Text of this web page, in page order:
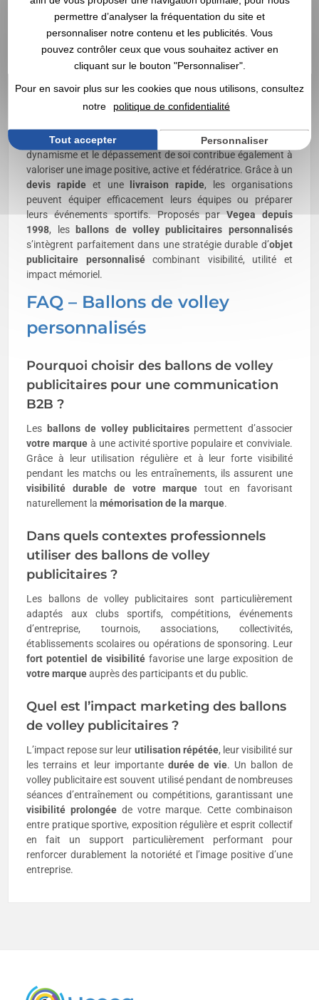
adaptés aux clubs sportifs, associations, collectivités,
établissements scolaires, événements ou opérations
promotionnelles grâce à leur forte visibilité et à leur
importantedurée de vie. Lamarque, imprimée directement
sur les panneaux du ballon, bénéficie d’une mise en avant
nombreux objets promotionnels plus statiques, le ballon de
volley est au cœur de l’action et multiplie les occasions
les plages. Son association avec le sport, l’esprit d’équipe, le
dynamisme et le dépassement de soi contribue également à
valoriser une image positive, active et fédératrice. Grâce à un
devis rapide et une livraison rapide, les organisations
peuvent équiper efficacement leurs équipes ou préparer
leurs événements sportifs. Proposés parVegea depuis
1998, les
ballons de volley publicitaires personnalisés
s’intègrent parfaitement dans une stratégie durable d’objet
publicitaire personnalisécombinant visibilité, utilité et
impact mémoriel.
FAQ – Ballons de volley
personnalisés
Pourquoi choisir des ballons de volley
publicitaires pour une communication
B2B ?
Les ballons de volley publicitairespermettent d’associer
votre marque à une activité sportive populaire et conviviale.
Grâce à leur utilisation régulière et à leur forte visibilité
pendant les matchs ou les entraînements, ils assurent une
visibilité durable de votre marque tout en favorisant
naturellement lamémorisation de la marque.
Dans quels contextes professionnels
utiliser des ballons de volley
publicitaires ?
Les ballons de volley publicitaires sont particulièrement
adaptés aux clubs sportifs, compétitions, événements
d’entreprise, tournois, associations, collectivités,
établissements scolaires ou opérations de sponsoring. Leur
fort potentiel de visibilitéfavorise une large exposition de
votre marqueauprès des participants et du public.
Quel est l’impact marketing des ballons
de volley publicitaires ?
L’impact repose sur leur utilisation répétée, leur visibilité sur
les terrains et leur importante durée de vie. Un ballon de
volley publicitaire est souvent utilisé pendant de nombreuses
séances d’entraînement ou compétitions, garantissant une
visibilité prolongée de votre marque. Cette combinaison
entre pratique sportive, exposition régulière et esprit collectif
en fait un support particulièrement performant pour
renforcer durablement la notoriété et l’image positive d’une
entreprise.
permettre d’analyser la fréquentation du site et
personnaliser notre contenu et les publicités. Vous
pouvez contrôler ceux que vous souhaitez activer en
cliquant sur le bouton "Personnaliser".
Pour en savoir plus sur les cookies que nous utilisons, consultez
notre
politique de confidentialité
Tout accepter Personnaliser